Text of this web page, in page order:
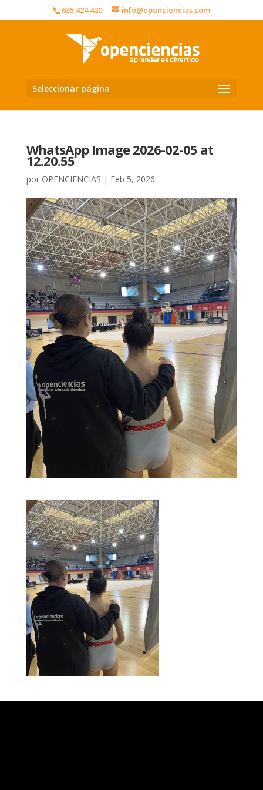
635 424 420 info@openciencias.com
Seleccionar página
WhatsApp Image 2026-02-05 at
12.20.55
por OPENCIENCIAS | Feb 5, 2026